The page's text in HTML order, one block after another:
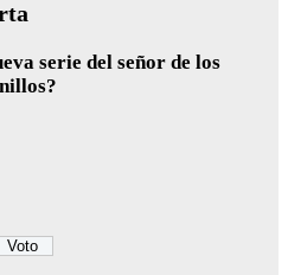
serie del señor de los